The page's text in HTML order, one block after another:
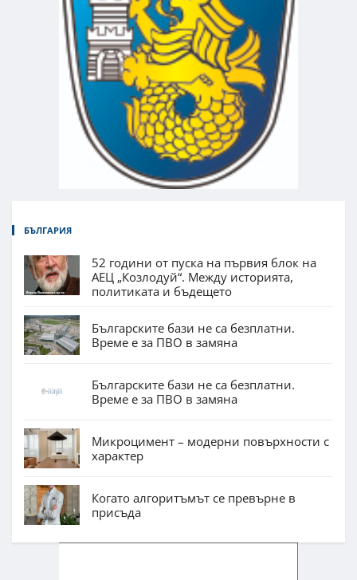
БЪЛГАРИЯ
52 години от пуска на първия блок на
АЕЦ „Козлодуй“. Между историята,
политиката и бъдещето
Българските бази не са безплатни.
Време е за ПВО в замяна
Българските бази не са безплатни.
Време е за ПВО в замяна
Микроцимент – модерни повърхности с
характер
Когато алгоритъмът се превърне в
присъда